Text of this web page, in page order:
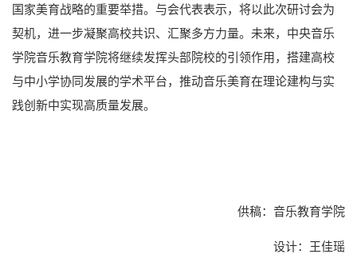
国家美育战略的重要举措。与会代表表示，将以此次研讨会为
契机，进一步凝聚高校共识、汇聚多方力量。未来，中央音乐
学院音乐教育学院将继续发挥头部院校的引领作用，搭建高校
与中小学协同发展的学术平台，推动音乐美育在理论建构与实
践创新中实现高质量发展。
供稿：音乐教育学院
设计：王佳瑶